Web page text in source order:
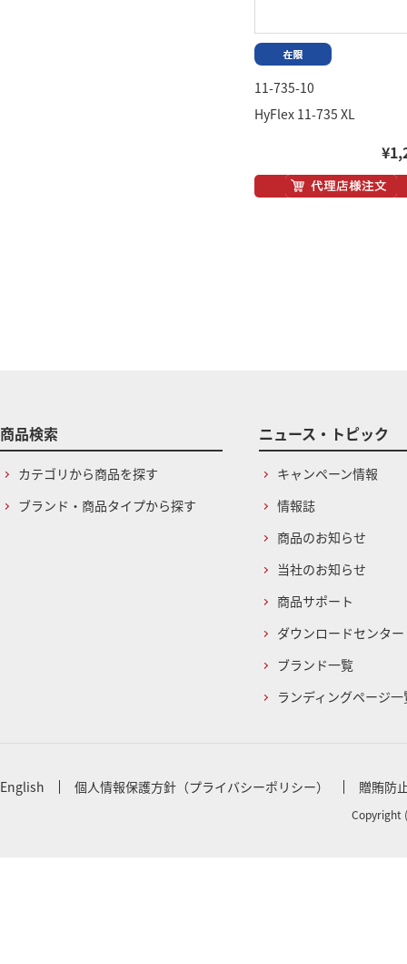
11-735-10
HyFlex 11-735 XL
商品検索
カテゴリから商品を探す
ブランド・商品タイプから探す
ニュース・トピック
キャンペーン情報
情報誌
商品のお知らせ
当社のお知らせ
商品サポート
ダウンロードセンター
ブランド一覧
ランディングページ一
English 個人情報保護方針（プライバシーポリシー） 贈賄防
Copyright